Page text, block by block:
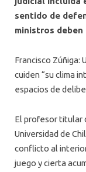
sentido de
ministros deben
Francisco Zúñiga:
cuiden “su clima
espacios de
El profesor titular
Universidad de
conflicto al
juego y cierta